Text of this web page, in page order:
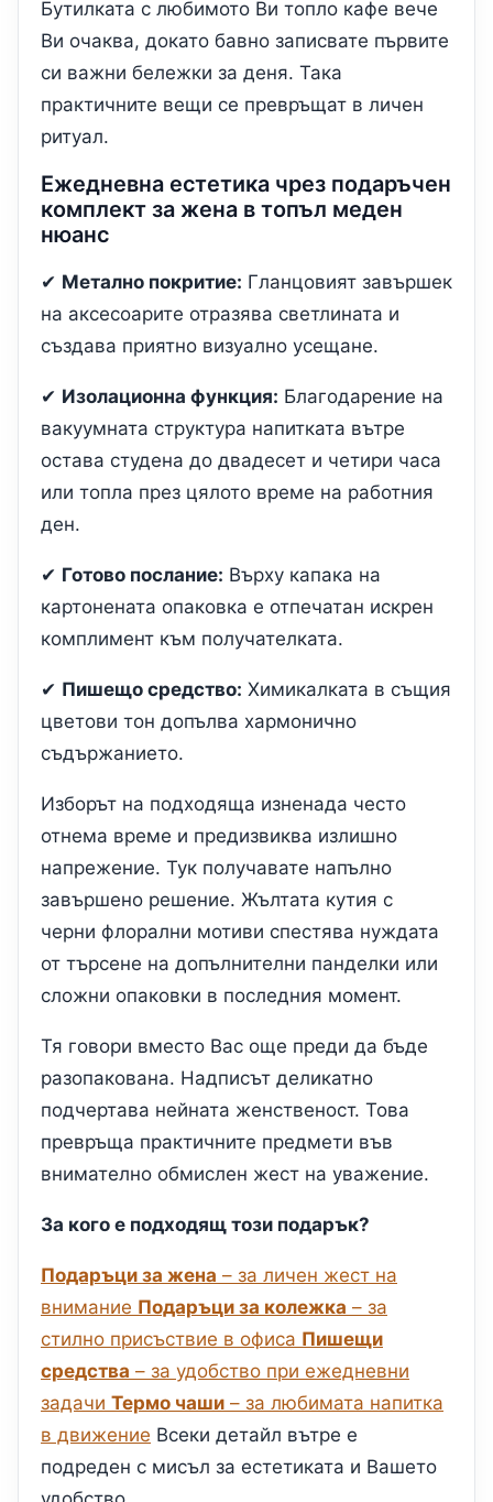
Бутилката с любимото Ви топло кафе вече
Ви очаква, докато бавно записвате първите
си важни бележки за деня. Така
практичните вещи се превръщат в личен
ритуал.
Ежедневна естетика чрез подаръчен
комплект за жена в топъл меден
нюанс
✔ Метално покритие: Гланцовият завършек
на аксесоарите отразява светлината и
създава приятно визуално усещане.
✔ Изолационна функция: Благодарение на
вакуумната структура напитката вътре
остава студена до двадесет и четири часа
или топла през цялото време на работния
ден.
✔ Готово послание: Върху капака на
картонената опаковка е отпечатан искрен
комплимент към получателката.
✔ Пишещо средство: Химикалката в същия
цветови тон допълва хармонично
съдържанието.
Изборът на подходяща изненада често
отнема време и предизвиква излишно
напрежение. Тук получавате напълно
завършено решение. Жълтата кутия с
черни флорални мотиви спестява нуждата
от търсене на допълнителни панделки или
сложни опаковки в последния момент.
Тя говори вместо Вас още преди да бъде
разопакована. Надписът деликатно
подчертава нейната женственост. Това
превръща практичните предмети във
внимателно обмислен жест на уважение.
За кого е подходящ този подарък?
Подаръци за жена – за личен жест на
внимание Подаръци за колежка – за
стилно присъствие в офиса Пишещи
средства – за удобство при ежедневни
задачи Термо чаши – за любимата напитка
в движение Всеки детайл вътре е
подреден с мисъл за естетиката и Вашето